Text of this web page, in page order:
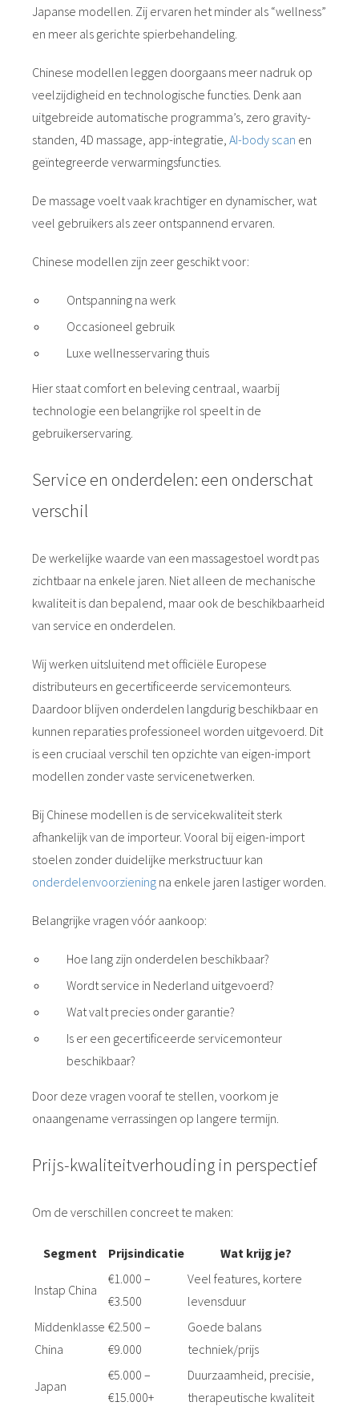
Japanse modellen. Zij ervaren het minder als “wellness”
en meer als gerichte spierbehandeling.
Chinese modellen leggen doorgaans meer nadruk op
veelzijdigheid en technologische functies. Denk aan
uitgebreide automatische programma’s, zero gravity-
standen, 4D massage, app-integratie, AI-body scan en
geïntegreerde verwarmingsfuncties.
De massage voelt vaak krachtiger en dynamischer, wat
veel gebruikers als zeer ontspannend ervaren.
Chinese modellen zijn zeer geschikt voor:
Ontspanning na werk
Occasioneel gebruik
Luxe wellnesservaring thuis
Hier staat comfort en beleving centraal, waarbij
technologie een belangrijke rol speelt in de
gebruikerservaring.
Service en onderdelen: een onderschat
verschil
De werkelijke waarde van een massagestoel wordt pas
zichtbaar na enkele jaren. Niet alleen de mechanische
kwaliteit is dan bepalend, maar ook de beschikbaarheid
van service en onderdelen.
Wij werken uitsluitend met officiële Europese
distributeurs en gecertificeerde servicemonteurs.
Daardoor blijven onderdelen langdurig beschikbaar en
kunnen reparaties professioneel worden uitgevoerd. Dit
is een cruciaal verschil ten opzichte van eigen-import
modellen zonder vaste servicenetwerken.
Bij Chinese modellen is de servicekwaliteit sterk
afhankelijk van de importeur. Vooral bij eigen-import
stoelen zonder duidelijke merkstructuur kan
onderdelenvoorziening na enkele jaren lastiger worden.
Belangrijke vragen vóór aankoop:
Hoe lang zijn onderdelen beschikbaar?
Wordt service in Nederland uitgevoerd?
Wat valt precies onder garantie?
Is er een gecertificeerde servicemonteur
beschikbaar?
Door deze vragen vooraf te stellen, voorkom je
onaangename verrassingen op langere termijn.
Prijs-kwaliteitverhouding in perspectief
Om de verschillen concreet te maken:
Segment Prijsindicatie Wat krijg je?
Instap China
€1.000 –
€3.500
Veel features, kortere
levensduur
Middenklasse
China
€2.500 –
€9.000
Goede balans
techniek/prijs
Japan
€5.000 –
€15.000+
Duurzaamheid, precisie,
therapeutische kwaliteit